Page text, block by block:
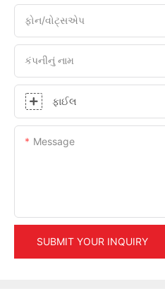
ફોન/વોટ્સએપ
કંપનીનું નામ
ફાઈલ
Message
SUBMIT YOUR INQUIRY